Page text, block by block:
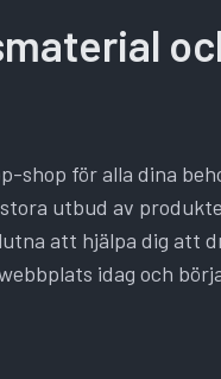
shop för alla dina
utbud av
att hjälpa dig att
idag och